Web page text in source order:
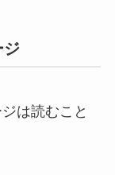
ジ
は読むこと